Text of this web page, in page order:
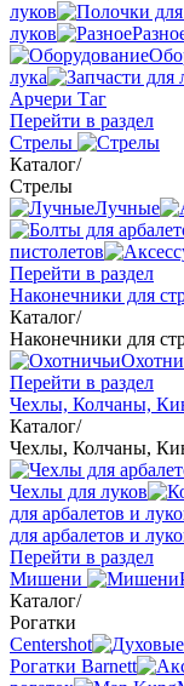
луков
луков
лука
Арчери Таг
Перейти в раздел
Стрелы
Каталог/
Стрелы
Лучные
пистолетов
Перейти в раздел
Наконечники для
Каталог/
Наконечники для
Перейти в раздел
Чехлы, Колчаны,
Каталог/
Чехлы, Колчаны,
Чехлы для луков
для арбалетов и
для арбалетов и
Перейти в раздел
Мишени
Каталог/
Рогатки
Centershot
Рогатки Barnett